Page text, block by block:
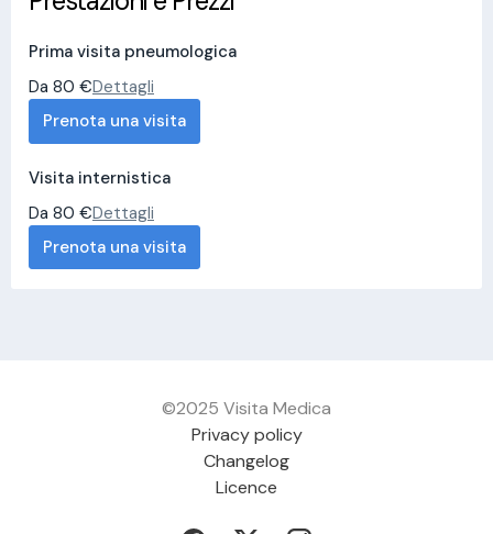
Prima visita pneumologica
Da 80 €Dettagli
Prenota una visita
Visita internistica
Da 80 €Dettagli
Prenota una visita
©2025 Visita Medica
Privacy policy
Changelog
Licence